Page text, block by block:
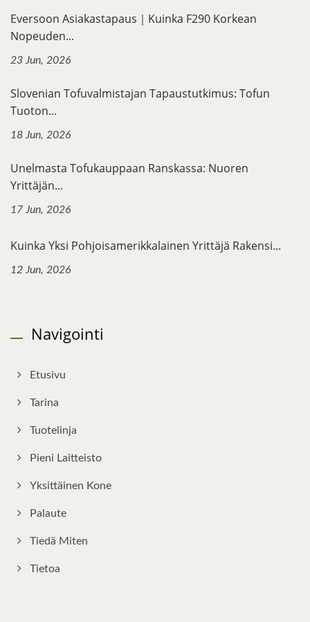
Eversoon Asiakastapaus｜Kuinka F290 Korkean
Nopeuden...
23 Jun, 2026
Slovenian Tofuvalmistajan Tapaustutkimus: Tofun
Tuoton...
18 Jun, 2026
Unelmasta Tofukauppaan Ranskassa: Nuoren
Yrittäjän...
17 Jun, 2026
Kuinka Yksi Pohjoisamerikkalainen Yrittäjä Rakensi...
12 Jun, 2026
Navigointi
Etusivu
Tarina
Tuotelinja
Pieni Laitteisto
Yksittäinen Kone
Palaute
Tiedä Miten
Tietoa